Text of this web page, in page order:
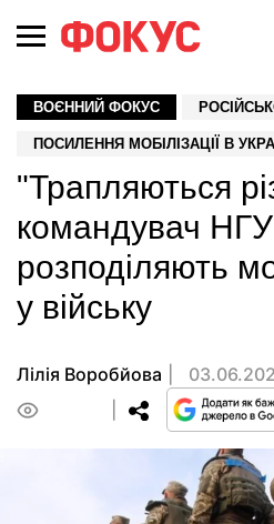
ВОЄННИЙ ФОКУС
ПОСИЛЕННЯ МОБІЛІЗАЦІЇ В
"Трапляються
командувач НГУ
розподіляють
у війську
Лілія Воробйова